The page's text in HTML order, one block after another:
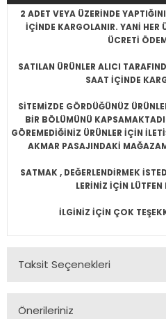
2 ADET VEYA ÜZERİNDE
İÇİNDE KARGOLANIR. YANİ HER
ÜCRETİ
SATILAN ÜRÜNLER ALICI
SAAT İÇİNDE
SİTEMİZDE GÖRDÜĞÜNÜZ
BİR BÖLÜMÜNÜ
GÖREMEDİĞİNİZ ÜRÜNLER İÇİN
AKMAR PASAJINDAKİ
SATMAK , DEĞERLENDİRMEK
LERİNİZ İÇİN
İLGİNİZ İÇİN ÇOK
Taksit Seçenekleri
Önerileriniz